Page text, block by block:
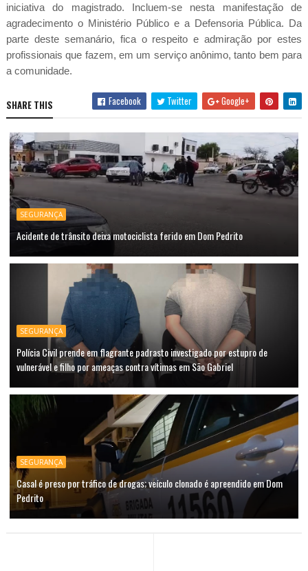
iniciativa do magistrado. Incluem-se nesta manifestação de
agradecimento o Ministério Público e a Defensoria Pública. Da
parte deste semanário, fica o respeito e admiração por estes
profissionais que fazem, em um serviço anônimo, tanto bem para
a comunidade.
SHARE THIS Facebook Twitter Google+
SEGURANÇA
Acidente de trânsito deixa motociclista ferido em Dom Pedrito
SEGURANÇA
Polícia Civil prende em flagrante padrasto investigado por estupro de
vulnerável e filho por ameaças contra vítimas em São Gabriel
SEGURANÇA
Casal é preso por tráfico de drogas; veículo clonado é apreendido em Dom
Pedrito